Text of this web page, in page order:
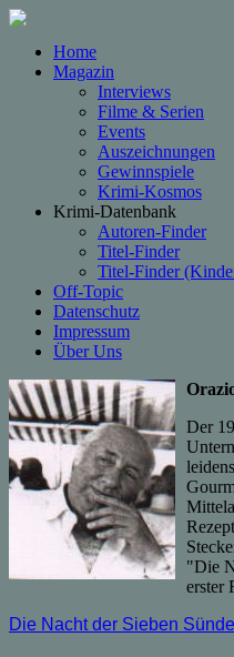
Home
Magazin
Interviews
Filme & Serien
Events
Auszeichnungen
Gewinnspiele
Krimi-Kosmos
Krimi-Datenbank
Autoren-Finder
Titel-Finder
Titel-Finder
Off-Topic
Datenschutz
Impressum
Über Uns
Der
"Die
erster
Die Nacht der Sieben